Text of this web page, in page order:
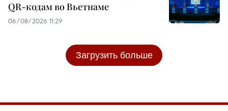
QR-кодам во Вьетнаме
06/08/2026 11:29
Загрузить больше